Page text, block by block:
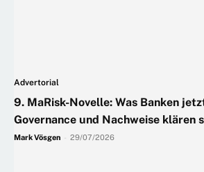
Advertorial
9. MaRisk-Novelle: Was Banken
Governance und Nachweise klären
Mark Vösgen 29/07/2026